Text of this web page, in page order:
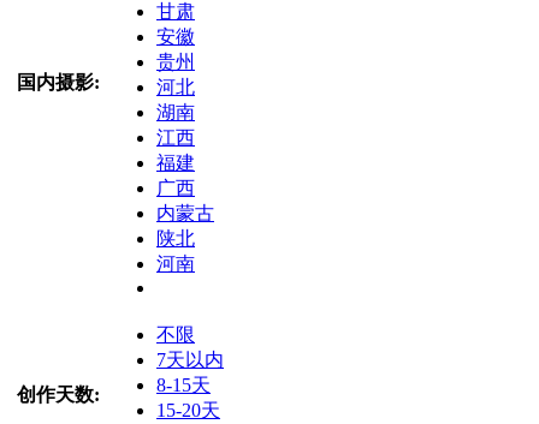
国内摄影:
甘肃
安徽
贵州
河北
湖南
江西
福建
广西
内蒙古
陕北
河南
创作天数:
不限
7天以内
8-15天
15-20天